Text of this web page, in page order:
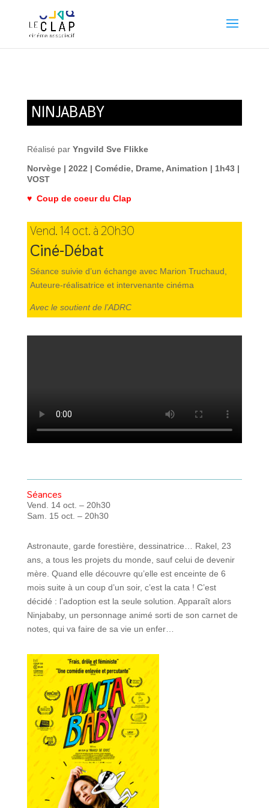
NINJABABY
Réalisé par Yngvild Sve Flikke
Norvège | 2022 | Comédie, Drame, Animation | 1h43 |
VOST
♥ Coup de coeur du Clap
Vend. 14 oct. à 20h30
Ciné-Débat
Séance suivie d’un échange avec Marion Truchaud,
Auteure-réalisatrice et intervenante cinéma
Avec le soutient de l’ADRC
Séances
Vend. 14 oct. – 20h30
Sam. 15 oct. – 20h30
Astronaute, garde forestière, dessinatrice… Rakel, 23
ans, a tous les projets du monde, sauf celui de devenir
mère. Quand elle découvre qu’elle est enceinte de 6
mois suite à un coup d’un soir, c’est la cata ! C’est
décidé : l’adoption est la seule solution. Apparaît alors
Ninjababy, un personnage animé sorti de son carnet de
notes, qui va faire de sa vie un enfer…